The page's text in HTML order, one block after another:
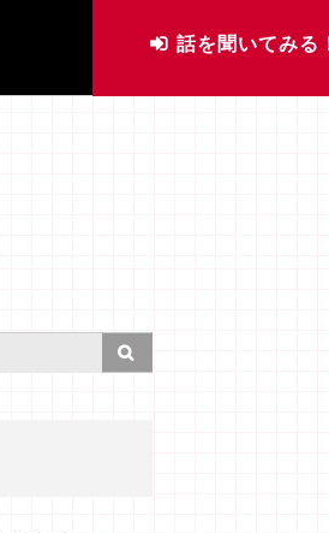
話を聞いてみる